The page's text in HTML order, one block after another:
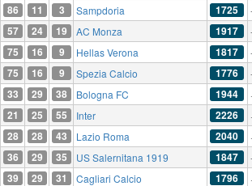
86 11 3 Sampdoria 1725
57 24 19 AC Monza 1917
75 16 9 Hellas Verona 1817
75 16 9 Spezia Calcio 1776
33 29 38 Bologna FC 1944
21 25 55 Inter 2226
28 28 43 Lazio Roma 2040
36 29 35 US Salernitana 1919 1847
39 29 31 Cagliari Calcio 1796